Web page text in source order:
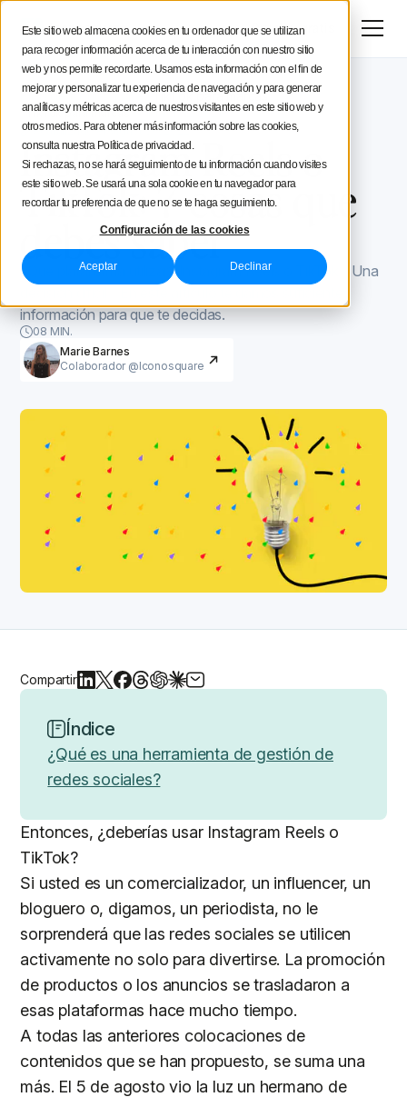
Este sitio web almacena cookies en tu ordenador que se utilizan
para recoger información acerca de tu interacción con nuestro sitio
web y nos permite recordarte. Usamos esta información con el fin de
mejorar y personalizar tu experiencia de navegación y para generar
analíticas y métricas acerca de nuestros visitantes en este sitio web y
otros medios. Para obtener más información sobre las cookies,
consulta nuestra Política de privacidad.
Si rechazas, no se hará seguimiento de tu información cuando visites
este sitio web. Se usará una sola cookie en tu navegador para
recordar tu preferencia de que no se te haga seguimiento.
Configuración de las cookies
Aceptar Declinar
Prueba gratis
Menú
Estratégia social media
Consejos de creación
Blog de Iconosquare TikTok para marcas
TikTok para marcas
March 12, 2021
Actualizado elAugust 30, 2022
Instagram Reels o
TikTok: 7 cosas que
debes saber
¿Qué plataforma utilizar? Instagram Reels o TikTok... Una
información para que te decidas.
08 MIN.
Marie Barnes
Colaborador @Iconosquare
Compartir
Índice
¿Qué es una herramienta de gestión de
redes sociales?
Entonces, ¿deberías usar Instagram Reels o
TikTok?
Si usted es un comercializador, un influencer, un
bloguero o, digamos, un periodista, no le
sorprenderá que las redes sociales se utilicen
activamente no solo para divertirse. La promoción
de productos o los anuncios se trasladaron a
esas plataformas hace mucho tiempo.
A todas las anteriores colocaciones de
contenidos que se han propuesto, se suma una
más. El 5 de agosto vio la luz un hermano de